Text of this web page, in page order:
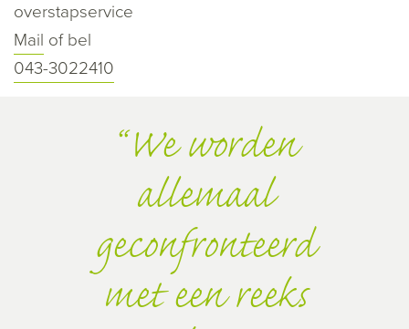
overstapservice
Mail of bel
043-3022410
We worden
allemaal
geconfronteerd
met een reeks